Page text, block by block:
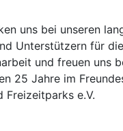
uns bei unseren
Unterstützern für die
und freuen uns
25 Jahre im
Freizeitparks e.V.